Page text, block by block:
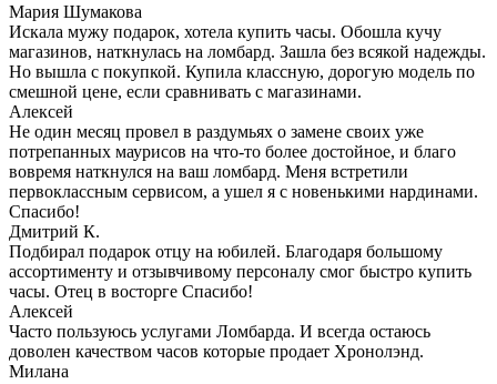
Мария Шумакова
Искала мужу подарок, хотела купить часы. Обошла кучу
магазинов, наткнулась на ломбард. Зашла без всякой надежды.
Но вышла с покупкой. Купила классную, дорогую модель по
смешной цене, если сравнивать с магазинами.
Алексей
Не один месяц провел в раздумьях о замене своих уже
потрепанных маурисов на что-то более достойное, и благо
вовремя наткнулся на ваш ломбард. Меня встретили
первоклассным сервисом, а ушел я с новенькими нардинами.
Спасибо!
Дмитрий К.
Подбирал подарок отцу на юбилей. Благодаря большому
ассортименту и отзывчивому персоналу смог быстро купить
часы. Отец в восторге Спасибо!
Алексей
Часто пользуюсь услугами Ломбарда. И всегда остаюсь
доволен качеством часов которые продает Хронолэнд.
Милана